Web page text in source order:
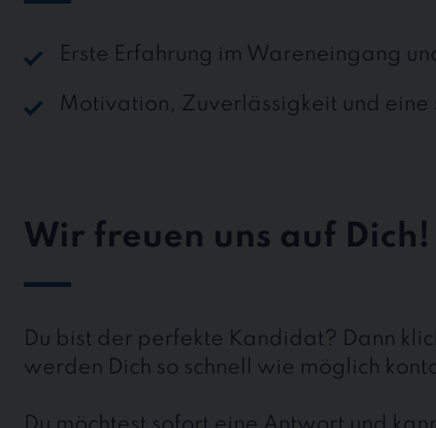
Erste Erfahrung im Wareneingang
Motivation, Zuverlässigkeit und
Wir freuen uns auf Dich!
Du bist der perfekte Kandidat? Dann
werden Dich so schnell wie möglich